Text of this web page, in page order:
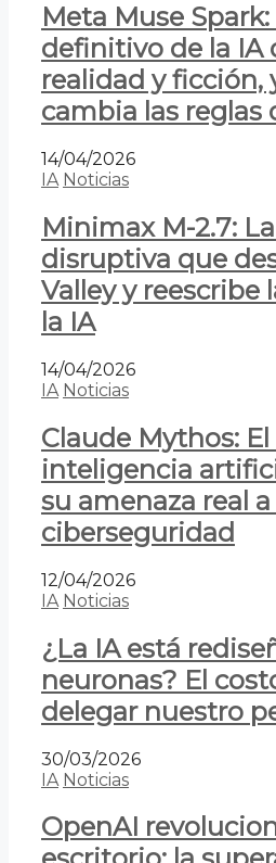
Meta Muse
definitivo de la IA
realidad y ficción,
cambia las reglas
14/04/2026
IA Noticias
Minimax M-2.7:
disruptiva que
Valley y reescribe
la IA
14/04/2026
IA Noticias
Claude Mythos:
inteligencia
su amenaza real a
ciberseguridad
12/04/2026
IA Noticias
¿La IA está
neuronas? El
delegar nuestro
30/03/2026
IA Noticias
OpenAI